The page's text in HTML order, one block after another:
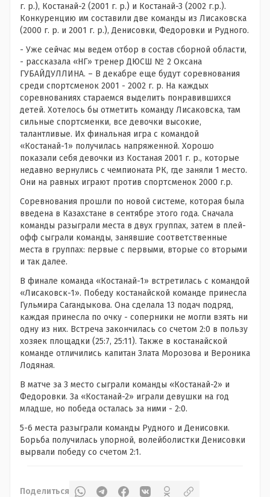
г. р.), Костанай-2 (2001 г. р.) и Костанай-3 (2002 г.р.).
Конкуренцию им составили две команды из Лисаковска
(2000 г. р. и 2001 г. р.), Денисовки, Федоровки и Рудного.
- Уже сейчас мы ведем отбор в состав сборной области,
- рассказала «НГ» тренер ДЮСШ № 2 Оксана
ГУБАЙДУЛЛИНА. – В декабре еще будут соревнования
среди спортсменок 2001 - 2002 г. р. На каждых
соревнованиях стараемся выделить понравившихся
детей. Хотелось бы отметить команду Лисаковска, там
сильные спортсменки, все девочки высокие,
талантливые. Их финальная игра с командой
«Костанай-1» получилась напряженной. Хорошо
показали себя девочки из Костаная 2001 г. р., которые
недавно вернулись с чемпионата РК, где заняли 1 место.
Они на равных играют против спортсменок 2000 г.р.
Соревнования прошли по новой системе, которая была
введена в Казахстане в сентябре этого года. Сначала
команды разыграли места в двух группах, затем в плей-
офф сыграли команды, занявшие соответственные
места в группах: первые с первыми, вторые со вторыми
и так далее.
В финале команда «Костанай-1» встретилась с командой
«Лисаковск-1». Победу костанайской команде принесла
Гульмира Сагандыкова. Она сделала 13 подач подряд,
каждая принесла по очку - соперники не могли взять ни
одну из них. Встреча закончилась со счетом 2:0 в пользу
хозяек площадки (25:7, 25:11). Также в костанайской
команде отличились капитан Злата Морозова и Вероника
Лодяная.
В матче за 3 место сыграли команды «Костанай-2» и
Федоровки. За «Костанай-2» играли девушки на год
младше, но победа осталась за ними - 2:0.
5-6 места разыграли команды Рудного и Денисовки.
Борьба получилась упорной, волейболистки Денисовки
вырвали победу со счетом 2:1.
Поделиться